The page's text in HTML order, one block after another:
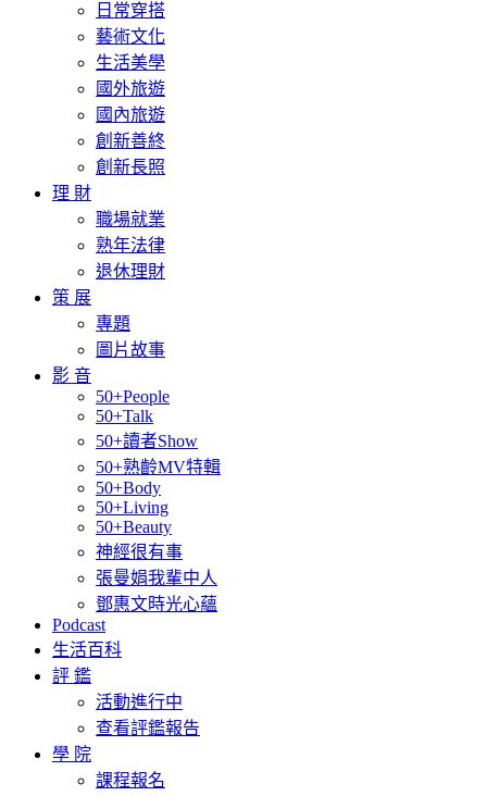
日常穿搭
藝術文化
生活美學
國外旅遊
國內旅遊
創新善終
創新長照
理 財
職場就業
熟年法律
退休理財
策 展
專題
圖片故事
影 音
50+People
50+Talk
50+讀者Show
50+熟齡MV特輯
50+Body
50+Living
50+Beauty
神經很有事
張曼娟我輩中人
鄧惠文時光心蘊
Podcast
生活百科
評 鑑
活動進行中
查看評鑑報告
學 院
課程報名